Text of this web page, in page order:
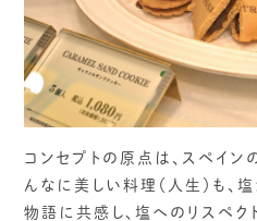
コンセプトの原点は、スペイン
んなに美しい料理（人生）も、
物語に共感し、塩へのリスペ